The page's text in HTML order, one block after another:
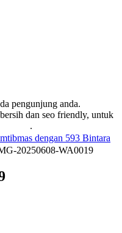
pengunjung anda.
dan seo friendly, untuk
.
dengan 593 Bintara
20250608-WA0019